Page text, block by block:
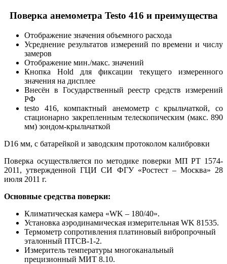
Поверка анемометра Testo 416 и преимущества
Отображение значения объемного расхода
Усреднение результатов измерений по времени и числу
замеров
Отображение мин./макс. значений
Кнопка Hold для фиксации текущего измеренного
значения на дисплее
Внесён в Государственный реестр средств измерений
РФ
testo 416, компактный анемометр с крыльчаткой, со
стационарно закрепленным телескопическим (макс. 890
мм) зондом-крыльчаткой
D16 мм, с батарейкой и заводским протоколом калибровки
Поверка осуществляется по методике поверки МП РТ 1574-
2011, утвержденной ГЦИ СИ ФГУ «Ростест – Москва» 28
июля 2011 г.
Основные средства поверки:
Климатическая камера «WK – 180/40».
Установка аэродинамическая измерительная WK 81535.
Термометр сопротивления платиновый вибропрочный
эталонный ПТСВ-1-2.
Измеритель температуры многоканальный
прецизионный МИТ 8.10.